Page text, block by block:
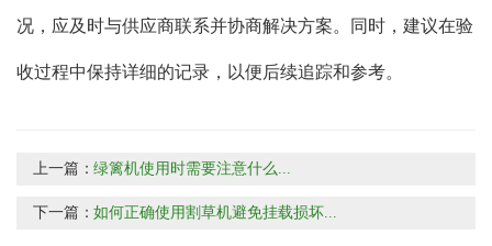
况，应及时与供应商联系并协商解决方案。同时，建议在验
收过程中保持详细的记录，以便后续追踪和参考。
上一篇：绿篱机使用时需要注意什么...
下一篇：如何正确使用割草机避免挂载损坏...